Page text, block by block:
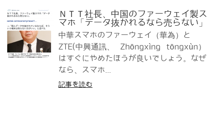
ＮＴＴ社長、中国のファーウェイ製ス
マホ「データ抜かれるなら売らない」
中華スマホのファーウェイ（華為）と
ZTE(中興通訊、 Zhōngxìng tōngxùn）
はすぐにやめたほうが良いでしょう。なぜ
なら、スマホ...
記事を読む